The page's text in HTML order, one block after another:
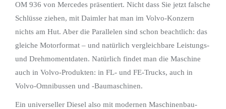
OM 936 von Mercedes präsentiert. Nicht dass Sie jetzt falsche
Schlüsse ziehen, mit Daimler hat man im Volvo-Konzern
nichts am Hut. Aber die Parallelen sind schon beachtlich: das
gleiche Motorformat – und natürlich vergleichbare Leistungs-
und Drehmomentdaten. Natürlich findet man die Maschine
auch in Volvo-Produkten: in FL- und FE-Trucks, auch in
Volvo-Omnibussen und -Baumaschinen.
Ein universeller Diesel also mit modernen Maschinenbau-